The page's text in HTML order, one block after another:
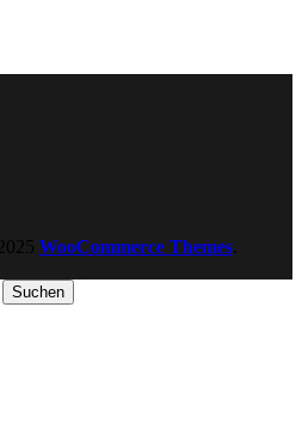
2025 WooCommerce Themes
Suchen